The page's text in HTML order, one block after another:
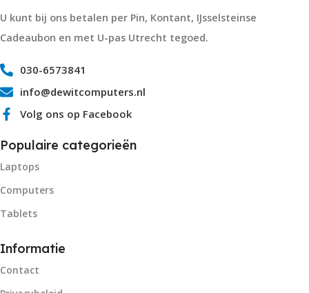
U kunt bij ons betalen per Pin, Kontant, IJsselsteinse
Cadeaubon en met U-pas Utrecht tegoed.
030-6573841
info@dewitcomputers.nl
Volg ons op Facebook
Populaire categorieën
Laptops
Computers
Tablets
Informatie
Contact